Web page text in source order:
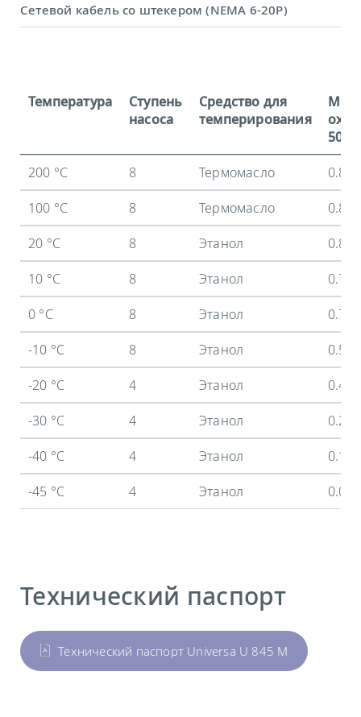
Сетевой кабель со штекером (NEMA 6-20P)
Температура
Ступень
насоса
Средство для
темперирования
50 Гц
200 °C
8 Термомасло
0.8
100 °C
8 Термомасло
0.8
20 °C
8 Этанол
0.8
10 °C
8 Этанол
0.73
0 °C
8 Этанол
0.7
-10 °C
8 Этанол
0.59
-20 °C
4 Этанол
0.44
-30 °C
4 Этанол
0.26
-40 °C
4 Этанол
0.12
-45 °C
4 Этанол 0.05
Технический паспорт
Технический паспорт Universa U 845 M